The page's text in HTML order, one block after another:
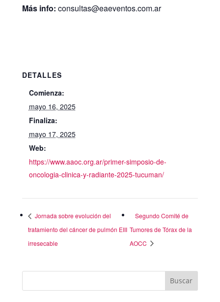
Más info: consultas@eaeventos.com.ar
DETALLES
Comienza:
mayo 16, 2025
Finaliza:
mayo 17, 2025
Web:
https://www.aaoc.org.ar/primer-simposio-de-
oncologia-clinica-y-radiante-2025-tucuman/
Jornada sobre evolución del
tratamiento del cáncer de pulmón EIII
irresecable
Segundo Comité de
Tumores de Tórax de la
AOCC